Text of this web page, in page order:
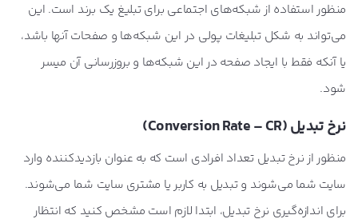
منظور استفاده از شبکه‌های اجتماعی برای تبلیغ یک برند است. این
می‌تواند به شکل تبلیغات پولی در این شبکه‌ها و صفحات آنها باشد،
یا آنکه فقط با ایجاد صفحه در این شبکه‌‎ها و بروزرسانی آن میسر
شود.
نرخ تبدیل (Conversion Rate – CR)
منظور از نرخ تبدیل تعداد افرادی است که به عنوان بازدیدکننده وارد
سایت شما می‌شوند و تبدیل به کاربر یا مشتری سایت شما می‌شوند.
برای اندازه‌گیری نرخ تبدیل، ابتدا لازم است مشخص کنید که انتظار